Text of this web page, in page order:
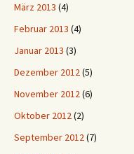
März 2013 (4)
Februar 2013 (4)
Januar 2013 (3)
Dezember 2012(5)
November 2012(6)
Oktober 2012(2)
September 2012(7)